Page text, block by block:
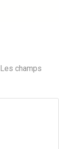
Les champs